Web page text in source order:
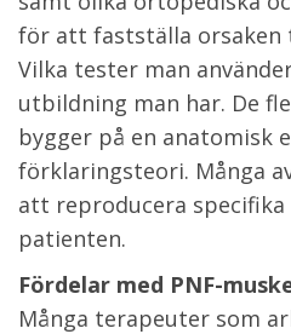
för att fastställa orsaken
Vilka tester man
utbildning man har. De
bygger på en anatomisk
förklaringsteori. Många
att reproducera
patienten.
Fördelar med PNF-
Många terapeuter som